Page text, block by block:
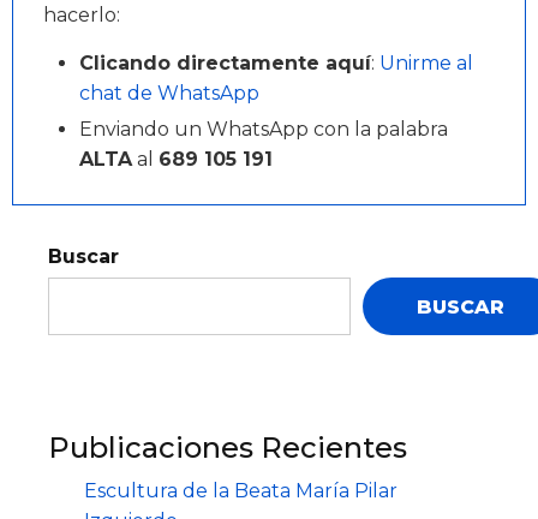
hacerlo:
Clicando directamente aquí: Unirme al
chat de WhatsApp
Enviando un WhatsApp con la palabra
ALTAal 689 105 191
Buscar
BUSCAR
Publicaciones Recientes
Escultura de la Beata María Pilar